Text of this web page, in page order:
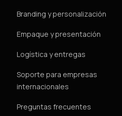
Branding y personalización
Empaque y presentación
Logística y entregas
Soporte para empresas
internacionales
Preguntas frecuentes